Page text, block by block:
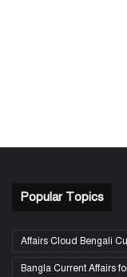
Popular Topics
Affairs Cloud Bengali
Bangla Current Affairs